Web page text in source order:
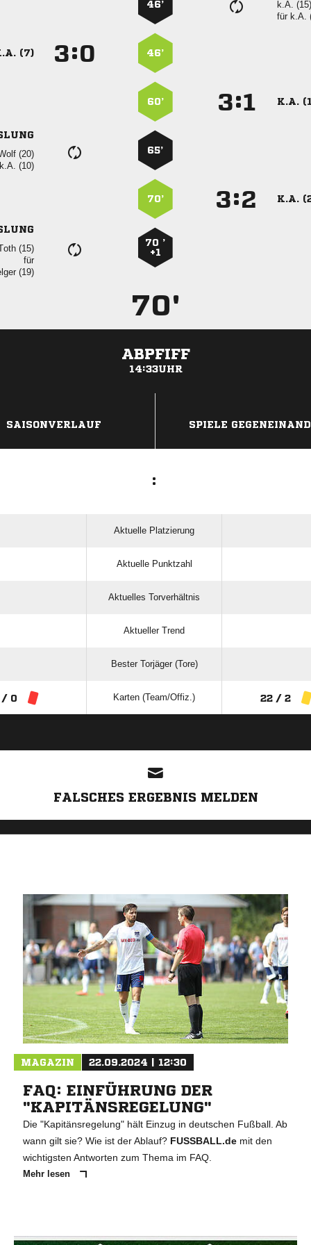
46’
k.A. (15)
für k.A.
(7) : 46’
60’ : K.A.

k.A. (10)
65’
70’ : K.A.

für

70 ’
+1
70'
ABPFIFF
14:33UHR
SAISONVERLAUF SPIELE
:
Aktuelle Platzierung
Aktuelle Punktzahl
Aktuelles Torverhältnis
Aktueller Trend
Bester Torjäger (Tore)
/ 0 Karten (Team/Offiz.) 22 / 2
FALSCHES ERGEBNIS MELDEN
MAGAZIN 22.09.2024 | 12:30
FAQ: EINFÜHRUNG DER
"KAPITÄNSREGELUNG"
Die "Kapitänsregelung" hält Einzug in deutschen Fußball. Ab
wann gilt sie? Wie ist der Ablauf? FUSSBALL.demit den
wichtigsten Antworten zum Thema im FAQ.
Mehr lesen